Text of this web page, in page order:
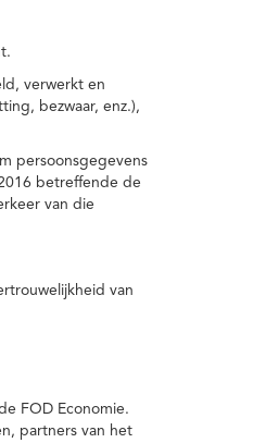
verwerkt en
bezwaar, enz.),
persoonsgegevens
betreffende de
van die
van
FOD Economie.
partners van het